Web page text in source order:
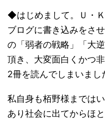
った住居系の不動産投
と比べて安定性、再現
に欠けるので手を出さ
いと決めている方も一
数い ...
きで拾ってビ
ニール袋へ。
が、線路の敷
石ゴロゴロに
引っかかっ
て、水をかけ
て金属ホウキ
でも全部は ...
◆はじめまして。Ｕ・
ブログに書き込みをさ
の「弱者の戦略」「大
頂き、大変面白くかつ
2冊を読んでしまいまし
私自身も栢野様までは
あり社会に出てからほ